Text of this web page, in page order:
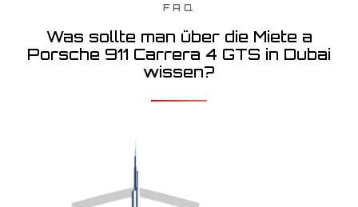
FAQ
Was sollte man über die Miete a
Porsche 911 Carrera 4 GTS in Dubai
wissen?